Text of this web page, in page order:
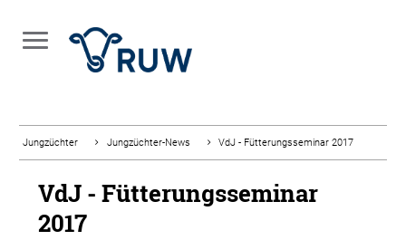
Jungzüchter Jungzüchter-News VdJ - Fütterungsseminar 2017
VdJ - Fütterungsseminar
2017